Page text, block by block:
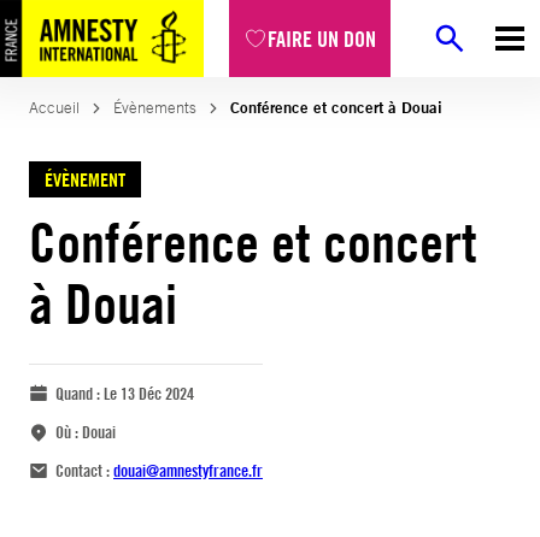
FAIRE UN DON
Accueil Évènements Conférence et concert à Douai
ÉVÈNEMENT
Conférence et concert
à Douai
Quand :Le 13 Déc 2024
Où :Douai
Contact :douai@amnestyfrance.fr